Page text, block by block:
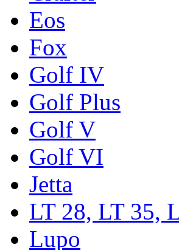
Eos
Fox
Golf IV
Golf Plus
Golf V
Golf VI
Jetta
LT 28, LT 35,
Lupo